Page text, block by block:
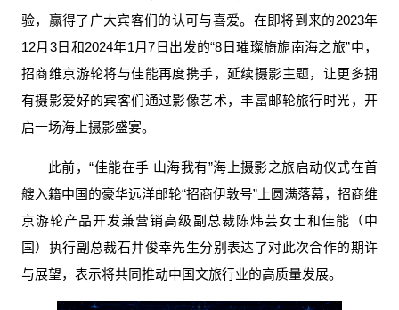
验，赢得了广大宾客们的认可与喜爱。在即将到来的2023年
12月3日和2024年1月7日出发的“8日璀璨旖旎南海之旅”中，
招商维京游轮将与佳能再度携手，延续摄影主题，让更多拥
有摄影爱好的宾客们通过影像艺术，丰富邮轮旅行时光，开
启一场海上摄影盛宴。
此前，“佳能在手 山海我有”海上摄影之旅启动仪式在首
艘入籍中国的豪华远洋邮轮“招商伊敦号”上圆满落幕，招商维
京游轮产品开发兼营销高级副总裁陈炜芸女士和佳能（中
国）执行副总裁石井俊幸先生分别表达了对此次合作的期许
与展望，表示将共同推动中国文旅行业的高质量发展。